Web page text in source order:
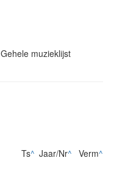
Gehele muzieklijst
Ts^ Jaar/Nr^ Verm^